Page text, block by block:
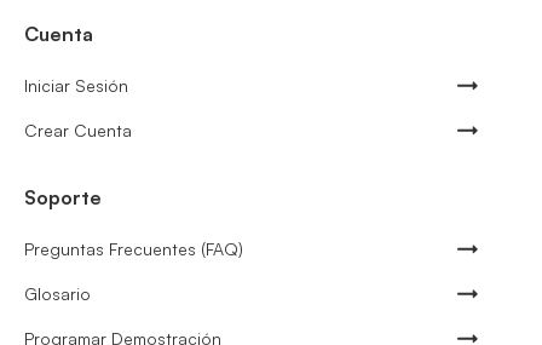
Cuenta
Iniciar Sesión
Crear Cuenta
Soporte
Preguntas Frecuentes (FAQ)
Glosario
Programar Demostración